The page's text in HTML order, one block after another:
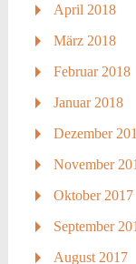
April 2018
März 2018
Februar 2018
Januar 2018
Dezember
November
Oktober 2017
September
August 2017